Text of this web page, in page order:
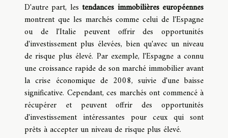
D'autre part, lestendances immobilières européennes
montrent que les marchés comme celui de l'Espagne
ou de l'Italie peuvent offrir des opportunités
d'investissement plus élevées, bien qu'avec un niveau
de risque plus élevé. Par exemple, l'Espagne a connu
une croissance rapide de son marché immobilier avant
la crise économique de 2008, suivie d'une baisse
significative. Cependant, ces marchés ont commencé à
récupérer et peuvent offrir des opportunités
d'investissement intéressantes pour ceux qui sont
prêts à accepter un niveau de risque plus élevé.